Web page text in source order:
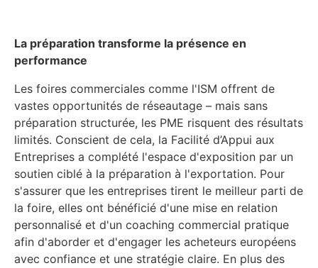
La préparation transforme la présence en
performance
Les foires commerciales comme l'ISM offrent de
vastes opportunités de réseautage – mais sans
préparation structurée, les PME risquent des résultats
limités. Conscient de cela, la Facilité d’Appui aux
Entreprises a complété l'espace d'exposition par un
soutien ciblé à la préparation à l'exportation. Pour
s'assurer que les entreprises tirent le meilleur parti de
la foire, elles ont bénéficié d'une mise en relation
personnalisé et d'un coaching commercial pratique
afin d'aborder et d'engager les acheteurs européens
avec confiance et une stratégie claire. En plus des